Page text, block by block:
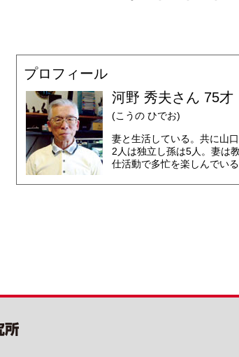
プロフィール
河野 秀夫さん 75才
(こうの ひでお)
妻と生活している。共に山
2人は独立し孫は5人。妻は
仕活動で多忙を楽しんでいる